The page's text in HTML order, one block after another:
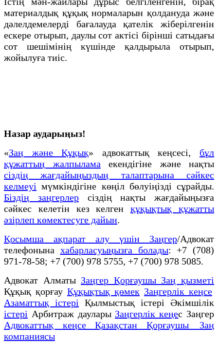
материалдық құқық нормаларын қолдануда және
дәлелдемелерді бағалауда қателік жіберілгенін
ескере отырып, даулы сот актісі бірінші сатыдағы
сот шешімінің күшінде қалдырыла отырып,
жойылуға тиіс.
Назар аударыңыз!
«Заң және Құқық» адвокаттық кеңсесі, бұл
құжаттың жалпылама екендігіне және нақты
сіздің жағдайыңыздың талаптарына сәйкес
келмеуі мүмкіндігіне көңіл бөлуіңізді сұрайды.
Біздің заңгерлерсіздің нақты жағдайыңызға
сәйкес келетін кез келгенқұқықтық құжатты
әзірлеп көмектесуге дайын.
Қосымша ақпарат алу үшін Заңгер/Адвокат
телефонына хабарласуыңызға болады: +7 (708)
971-78-58; +7 (700) 978 5755, +7 (700) 978 5085.
Адвокат Алматы Заңгер Қорғаушы Заң қызметі
Құқық қорғау Құқықтық қөмек Заңгерлік кеңсе
Азаматтық істері Қылмыстық істері Әкімшілік
істері Арбитраж даулары Заңгерлік кеңес Заңгер
Адвокаттық кеңсе Қазақстан Қорғаушы Заң
компаниясы